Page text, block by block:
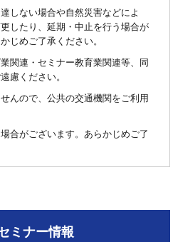
ミナー情報
しない場合や自然災害などによ
したり、延期・中止を行う場合が
じめご了承ください。
関連・セミナー教育業関連等、同
慮ください。
んので、公共の交通機関をご利用
合がございます。あらかじめご了